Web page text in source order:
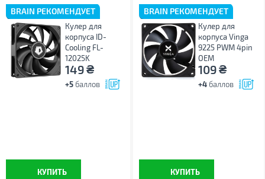
BRAIN РЕКОМЕНДУЕТ
Кулер для
корпуса ID-
Cooling FL-
12025K
149₴
+5 баллов
КУПИТЬ
BRAIN РЕКОМЕНДУЕТ
Кулер для
корпуса Vinga
9225 PWM 4pin
ОЕМ
109₴
+4 баллов
КУПИТЬ